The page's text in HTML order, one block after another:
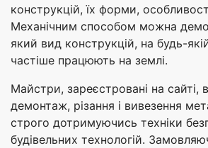
конструкцій, їх форми,
Механічним способом можна
який вид конструкцій, на будь-
частіше працюють на землі.
Майстри, зареєстровані на сайті,
демонтаж, різання і вивезення
строго дотримуючись техніки
будівельних технологій.